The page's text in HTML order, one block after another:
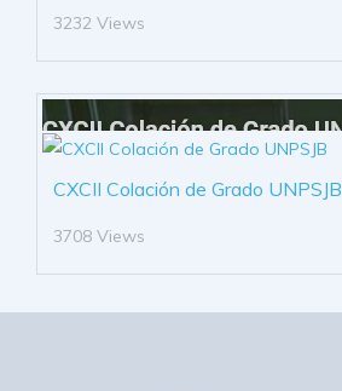
3232 Views
CXCII Colación de Grado UNPSJB
3708 Views